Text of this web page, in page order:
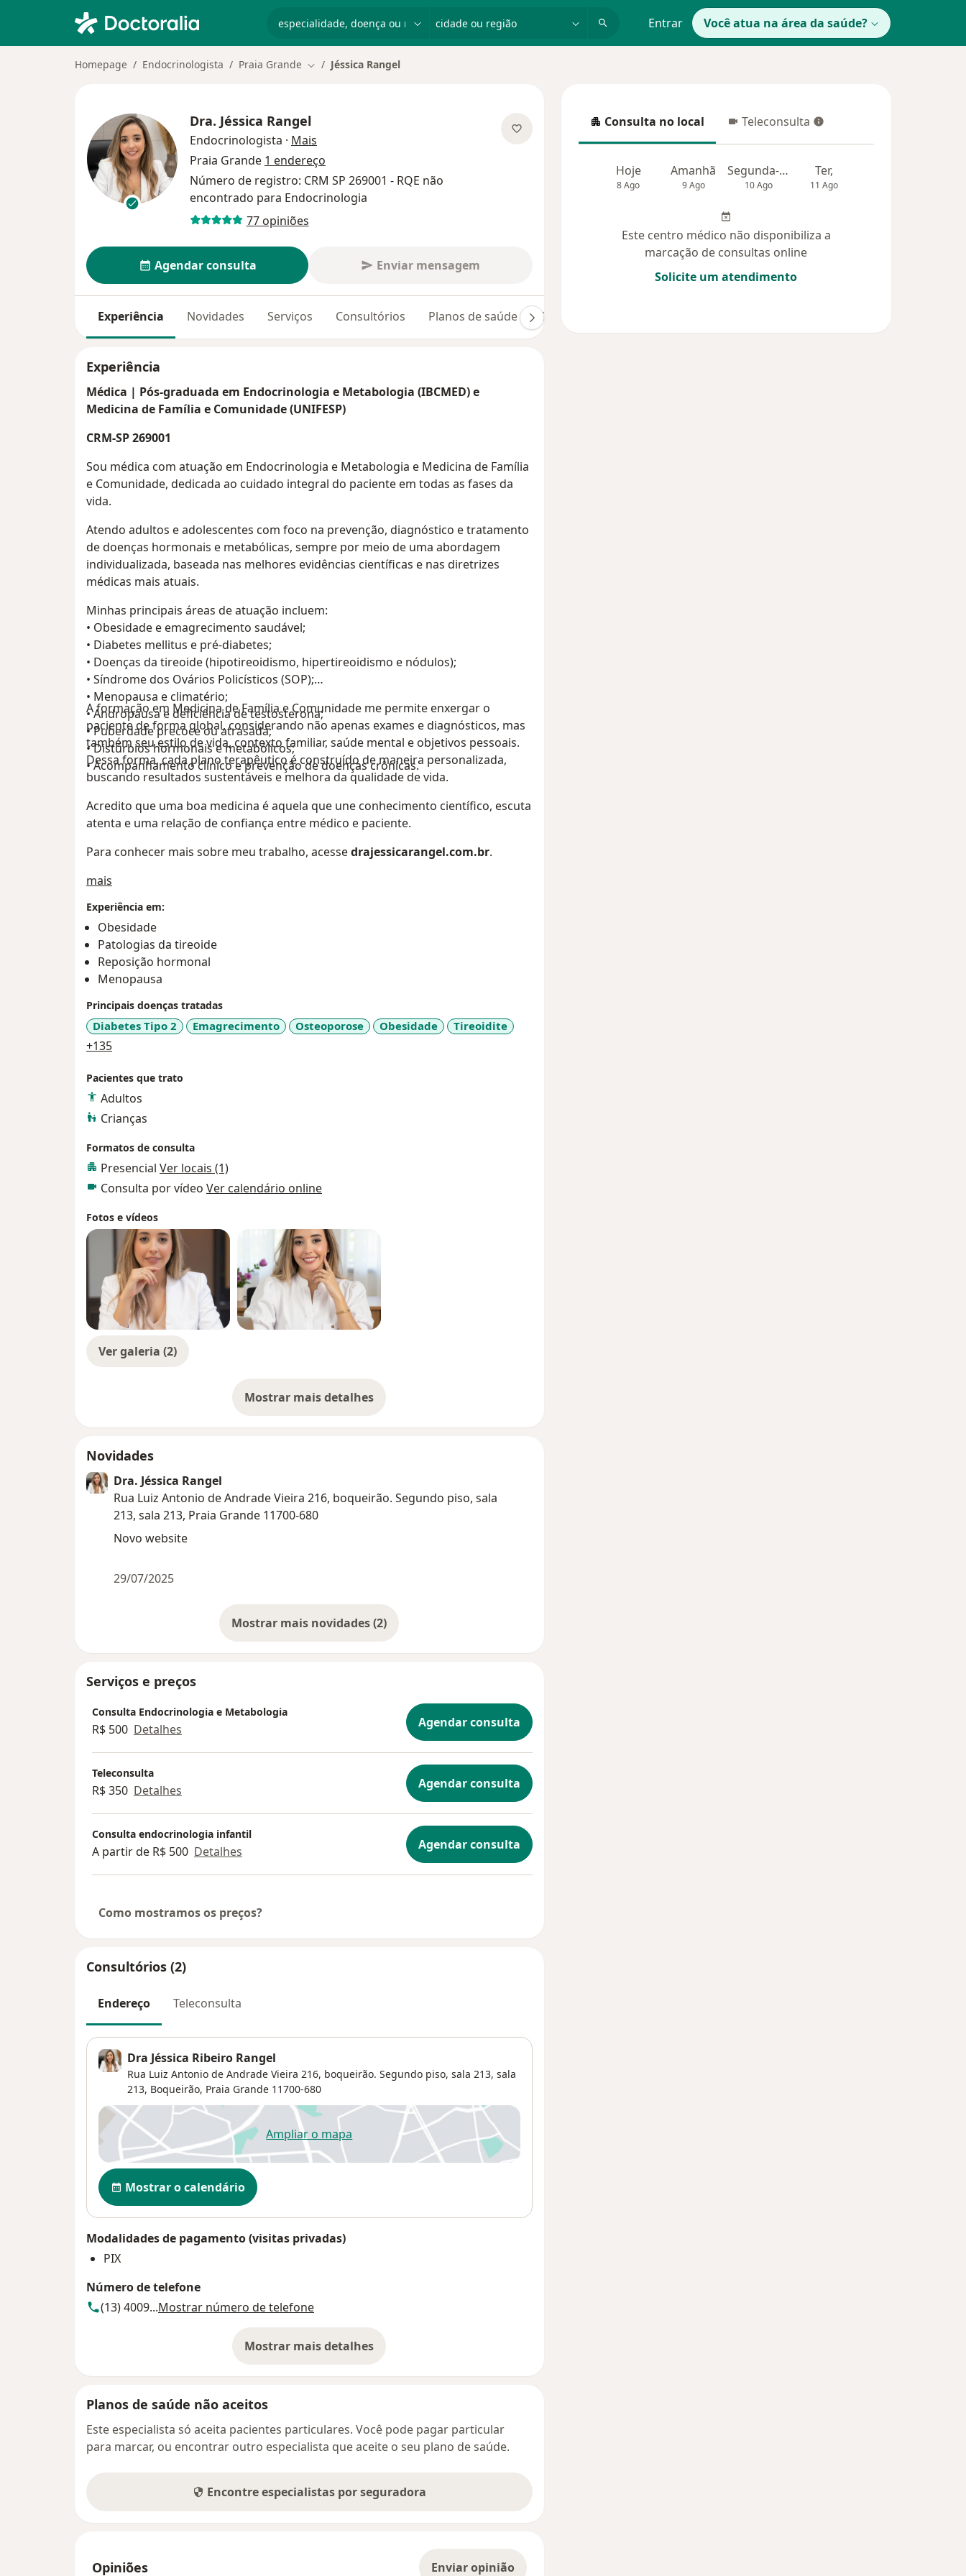
Entrar Você atua na área da saúde?
Homepage Endocrinologista Praia Grande Mudar de cidade
Jéssica Rangel
Dra. Jéssica Rangel
Endocrinologista · Mais
Praia Grande 1 endereço
Número de registro: CRM SP 269001 - RQE não
encontrado para Endocrinologia
77 opiniões
Agendar consulta Enviar mensagem
Experiência Novidades Serviços Consultórios Planos de saúde Opiniões (77)
Experiência
Médica | Pós-graduada em Endocrinologia e Metabologia (IBCMED) e
Medicina de Família e Comunidade (UNIFESP)
CRM-SP 269001
Sou médica com atuação em Endocrinologia e Metabologia e Medicina de Família
e Comunidade, dedicada ao cuidado integral do paciente em todas as fases da
vida.
Atendo adultos e adolescentes com foco na prevenção, diagnóstico e tratamento
de doenças hormonais e metabólicas, sempre por meio de uma abordagem
individualizada, baseada nas melhores evidências científicas e nas diretrizes
médicas mais atuais.
Minhas principais áreas de atuação incluem:
• Obesidade e emagrecimento saudável;
• Diabetes mellitus e pré-diabetes;
• Doenças da tireoide (hipotireoidismo, hipertireoidismo e nódulos);
• Síndrome dos Ovários Policísticos (SOP);
• Menopausa e climatério;
• Andropausa e deficiência de testosterona;
• Puberdade precoce ou atrasada;
• Distúrbios hormonais e metabólicos;
• Acompanhamento clínico e prevenção de doenças crônicas.
A formação em Medicina de Família e Comunidade me permite enxergar o
paciente de forma global, considerando não apenas exames e diagnósticos, mas
também seu estilo de vida, contexto familiar, saúde mental e objetivos pessoais.
Dessa forma, cada plano terapêutico é construído de maneira personalizada,
buscando resultados sustentáveis e melhora da qualidade de vida.
Acredito que uma boa medicina é aquela que une conhecimento científico, escuta
atenta e uma relação de confiança entre médico e paciente.
Para conhecer mais sobre meu trabalho, acessedrajessicarangel.com.br.
mais
Experiência em:
Obesidade
Patologias da tireoide
Reposição hormonal
Menopausa
Principais doenças tratadas
Diabetes Tipo 2 Emagrecimento Osteoporose Obesidade Tireoidite
+135a11y_sr_more_diseases
Pacientes que trato
Adultos
Crianças
Formatos de consulta
Presencial Ver locais (1)
Consulta por vídeo Ver calendário online
Fotos e vídeos
Ver galeria (2)
Mostrar mais detalhes
sobre a experiência
Novidades
Dra. Jéssica Rangel
Rua Luiz Antonio de Andrade Vieira 216, boqueirão. Segundo piso, sala
213, sala 213, Praia Grande 11700-680
Novo website
29/07/2025
Mostrar mais novidades (2)
Serviços e preços
Consulta Endocrinologia e Metabologia
R$ 500 Detalhes Agendar consulta
Teleconsulta
R$ 350 Detalhes Agendar consulta
Consulta endocrinologia infantil
A partir de R$ 500 Detalhes Agendar consulta
Como mostramos os preços?
Consultórios (2)
Endereço Teleconsulta
Dra Jéssica Ribeiro Rangel
Rua Luiz Antonio de Andrade Vieira 216, boqueirão. Segundo piso, sala 213, sala
213, Boqueirão, Praia Grande 11700-680
Ampliar o mapaabre num novo separador
Disponibilidade
Mostrar o calendário
Modalidades de pagamento (visitas privadas)
PIX
Número de telefone
(13) 4009...Mostrar número de telefone
Mostrar mais detalhes
sobre o endereço
Planos de saúde não aceitos
Este especialista só aceita pacientes particulares. Você pode pagar particular
para marcar, ou encontrar outro especialista que aceite o seu plano de saúde.
Encontre especialistas por seguradora
Opiniões Enviar opinião
Consulta no local
Consulta no local Teleconsulta
Teleconsulta
Hoje
8 Ago
Amanhã
9 Ago
Segunda-feira
10 Ago
Ter,
11 Ago
Este centro médico não disponibiliza a
marcação de consultas online
Solicite um atendimento